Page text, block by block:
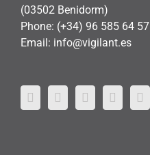
(03502 Benidorm)
Phone: (+34) 96 585 64 57
Email: info@vigilant.es